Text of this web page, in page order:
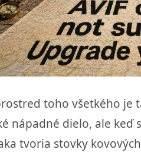
toho všetkého je
nápadné dielo, ale keď
tvoria stovky